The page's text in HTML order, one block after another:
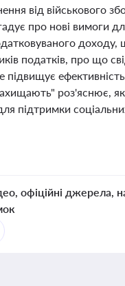
від військового
про нові вимоги
податків, про що
ефективність
роз'яснює,
підтримки
офіційні джерела,